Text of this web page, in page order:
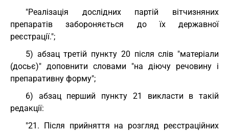
"Реалізація дослідних партій вітчизняних
препаратів забороняється до їх державної
реєстрації.";
5) абзац третій пункту 20 після слів "матеріали
(досьє)" доповнити словами "на діючу речовину і
препаративну форму";
6) абзац перший пункту 21 викласти в такій
редакції:
"21. Після прийняття на розгляд реєстраційних